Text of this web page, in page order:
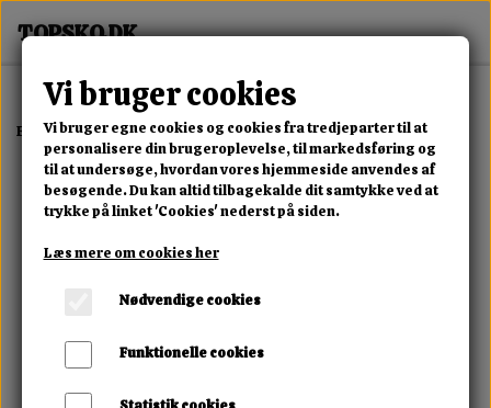
Forside Dame Alle Damesko Luxe Wedge Sneaker Taupe
Vi bruger cookies
Vi bruger egne cookies og cookies fra tredjeparter til at
personalisere din brugeroplevelse, til markedsføring og
til at undersøge, hvordan vores hjemmeside anvendes af
besøgende. Du kan altid tilbagekalde dit samtykke ved at
trykke på linket 'Cookies' nederst på siden.
Læs mere om cookies her
Nødvendige cookies
Funktionelle cookies